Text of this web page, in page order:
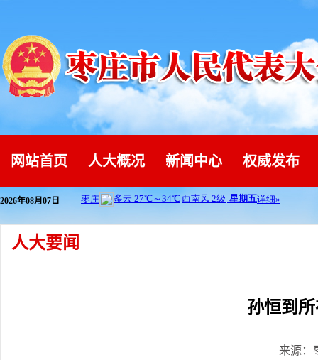
网站首页 人大概况 新闻中心 权威发布
2026年08月07日
人大要闻
孙恒到
来源：